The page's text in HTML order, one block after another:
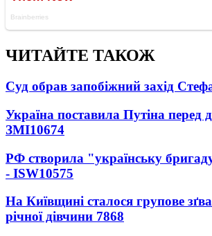
ЧИТАЙТЕ ТАКОЖ
Суд обрав запобіжний захід
Україна поставила Путіна перед
ЗМІ10674
РФ створила "українську
- ISW10575
На Київщині сталося групове
річної дівчини 7868